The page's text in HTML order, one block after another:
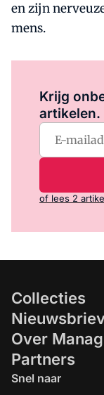
en zijn
mens.
Krijg
artikelen.
of lees 2
Collecties
Over
Partners
Snel naar